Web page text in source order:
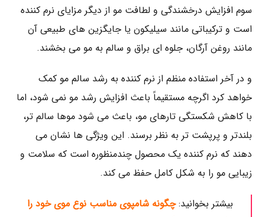
سوم افزایش درخشندگی و لطافت مو از دیگر مزایای نرم‌ کننده
است و ترکیباتی مانند سیلیکون یا جایگزین ‌های طبیعی آن
مانند روغن آرگان، جلوه ‌ای براق و سالم به مو می ‌بخشند.
و در آخر استفاده منظم از نرم‌ کننده به رشد سالم مو کمک
خواهد کرد اگرچه مستقیماً باعث افزایش رشد مو نمی‌ شود، اما
با کاهش شکستگی تارهای مو، باعث می‌ شود موها سالم ‌تر،
بلندتر و پرپشت ‌تر به نظر برسند. این ویژگی ها نشان می‌
دهند که نرم ‌کننده یک محصول چندمنظوره است که سلامت و
زیبایی مو را به شکل کامل حفظ می ‌کند.
بیشتر بخوانید:چگونه شامپوی مناسب نوع موی خود را